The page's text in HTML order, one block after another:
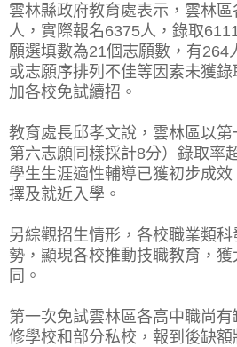
雲林縣政府教育處表示，雲林
人，實際報名6375人，錄取
願選填數為21個志願數，有264
或志願序排列不佳等因素未獲
加各校免試續招。
教育處長邱孝文說，雲林區以
第六志願同樣採計8分）錄取率
學生生涯適性輔導已獲初步成
擇及就近入學。
另綜觀招生情形，各校職業類
勢，顯現各校推動技職教育，
同。
第一次免試雲林區各高中職尚
修學校和部分私校，報到後缺